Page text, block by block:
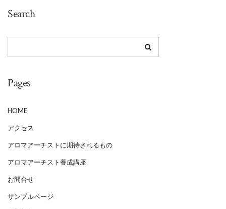
Search
Pages
HOME
アクセス
アロマアーチストに期待されるもの
アロマアーチスト養成講座
お問合せ
サンプルページ